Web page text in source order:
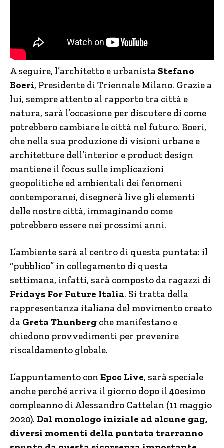
A seguire, l’architetto e urbanista Stefano
Boeri, Presidente di Triennale Milano. Grazie a
lui, sempre attento al rapporto tra città e
natura, sarà l’occasione per discutere di come
potrebbero cambiare le città nel futuro. Boeri,
che nella sua produzione di visioni urbane e
architetture dell’interior e product design
mantiene il focus sulle implicazioni
geopolitiche ed ambientali dei fenomeni
contemporanei, disegnerà live gli elementi
delle nostre città, immaginando come
potrebbero essere nei prossimi anni.
L’ambiente sarà al centro di questa puntata: il
“pubblico” in collegamento di questa
settimana, infatti, sarà composto da ragazzi di
Fridays For Future Italia. Si tratta della
rappresentanza italiana del movimento creato
da Greta Thunberg che manifestano e
chiedono provvedimenti per prevenire
riscaldamento globale.
L’appuntamento con Epcc Live, sarà speciale
anche perché arriva il giorno dopo il 40esimo
compleanno di Alessandro Cattelan (11 maggio
2020). Dal monologo iniziale ad alcune gag,
diversi momenti della puntata trarranno